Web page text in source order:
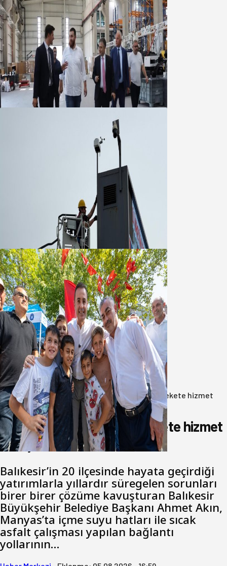
Marmara OSB Müteşebbis Heyeti
Toplantısı gerçekleştirildi
05 Ağustos 2026
Büyükşehir Çevresel İzleme Ağını
Bandırma ile Güçlendirdi
05 Ağustos 2026
Akın: Benim derdim memlekete
hizmet hemşerim!
05 Ağustos 2026
Anasayfa/Gündem /Akın: Benim derdim memlekete hizmet
hemşerim!
Akın: Benim derdim memlekete hizmet
hemşerim!
Balıkesir’in 20 ilçesinde hayata geçirdiği
yatırımlarla yıllardır süregelen sorunları
birer birer çözüme kavuşturan Balıkesir
Büyükşehir Belediye Başkanı Ahmet Akın,
Manyas’ta içme suyu hatları ile sıcak
asfalt çalışması yapılan bağlantı
yollarının…